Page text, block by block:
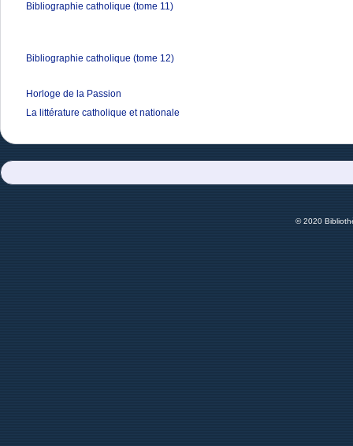
Bibliographie catholique (tome 11)
Bibliographie catholique (tome 12)
Horloge de la Passion
La littérature catholique et nationale
© 2020